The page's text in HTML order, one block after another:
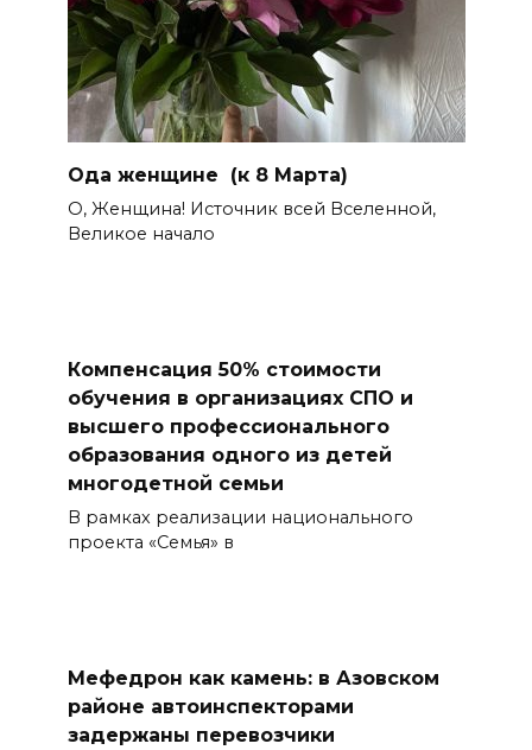
Ода женщине (к 8 Марта)
О, Женщина! Источник всей Вселенной,
Великое начало
Компенсация 50% стоимости
обучения в организациях СПО и
высшего профессионального
образования одного из детей
многодетной семьи
В рамках реализации национального
проекта «Семья» в
Мефедрон как камень: в Азовском
районе автоинспекторами
задержаны перевозчики